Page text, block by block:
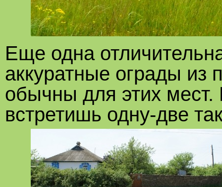
Еще одна
аккуратные ограды из
обычны для этих мест.
встретишь одну-две